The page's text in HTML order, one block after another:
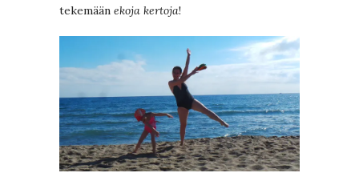
tekemään ekoja kertoja!